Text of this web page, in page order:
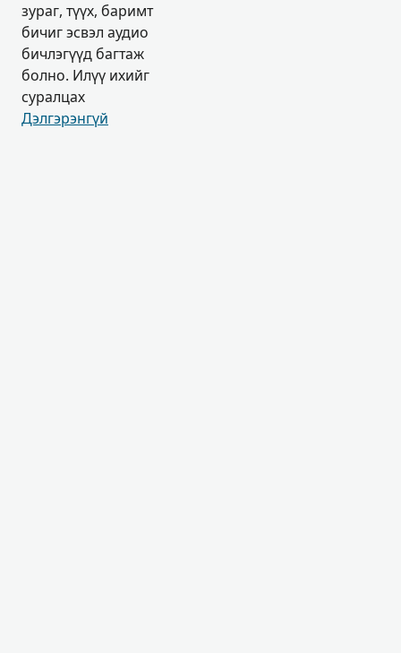
зураг, түүх, баримт
бичиг эсвэл аудио
бичлэгүүд багтаж
болно. Илүү ихийг
суралцах
Дэлгэрэнгүй